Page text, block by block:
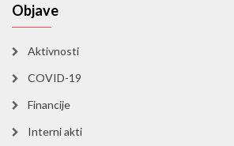
Objave
Aktivnosti
COVID-19
Financije
Interni akti